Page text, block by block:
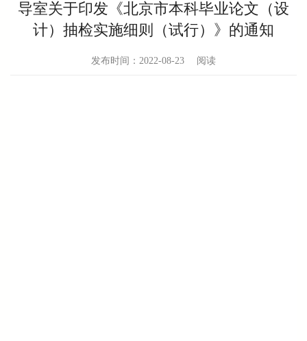
导室关于印发《北京市本科毕业论文（设
计）抽检实施细则（试行）》的通知
发布时间：2022-08-23 阅读